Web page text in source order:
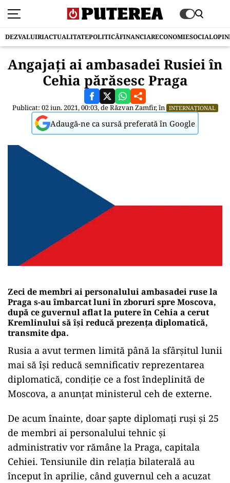
DEZVALUIRIACTUALITATEPOLITICĂFINANCIARECONOMIESOCIAL
Angajați ai ambasadei Rusiei în
Cehia părăsesc Praga
Publicat: 02 iun. 2021, 00:03, deRăzvan Zamfir, în INTERNAȚIONAL
Adaugă-ne ca sursă preferată în Google
Zeci de membri ai personalului ambasadei ruse la
Praga s-au îmbarcat luni în zboruri spre Moscova,
după ce guvernul aflat la putere în Cehia a cerut
Kremlinului să îşi reducă prezenţa diplomatică,
transmite dpa.
Rusia a avut termen limită până la sfârşitul lunii
mai să îşi reducă semnificativ reprezentarea
diplomatică, condiţie ce a fost îndeplinită de
Moscova, a anunţat ministerul ceh de externe.
De acum înainte, doar şapte diplomaţi ruşi şi 25
de membri ai personalului tehnic şi
administrativ vor rămâne la Praga, capitala
Cehiei. Tensiunile din relaţia bilaterală au
început în aprilie, când guvernul ceh a acuzat